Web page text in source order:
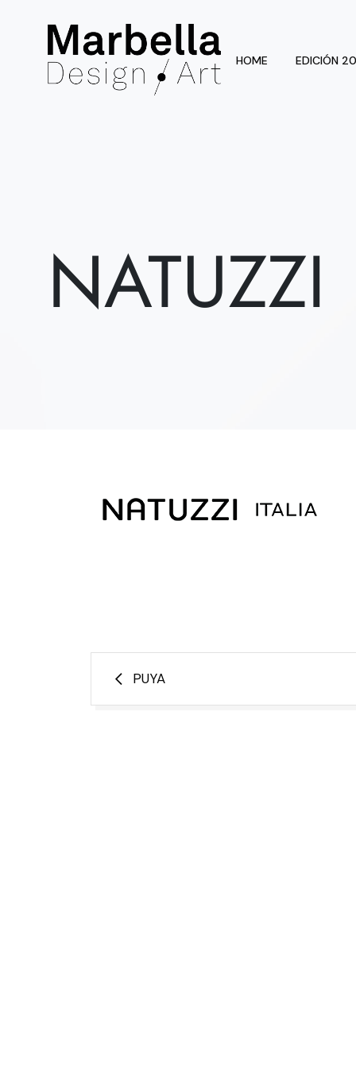
HOME EDICIÓN
NATUZZI
NAVEGACIÓN
PUYA